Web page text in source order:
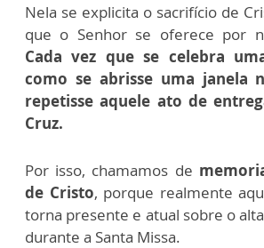
Nela se explicita o sacrifício de
que o Senhor se oferece por
Cada vez que se celebra
como se abrisse uma janela
repetisse aquele ato de
Cruz.
Por isso, chamamos de
de Cristo, porque realmente
torna presente e atual sobre o
durante a Santa Missa.